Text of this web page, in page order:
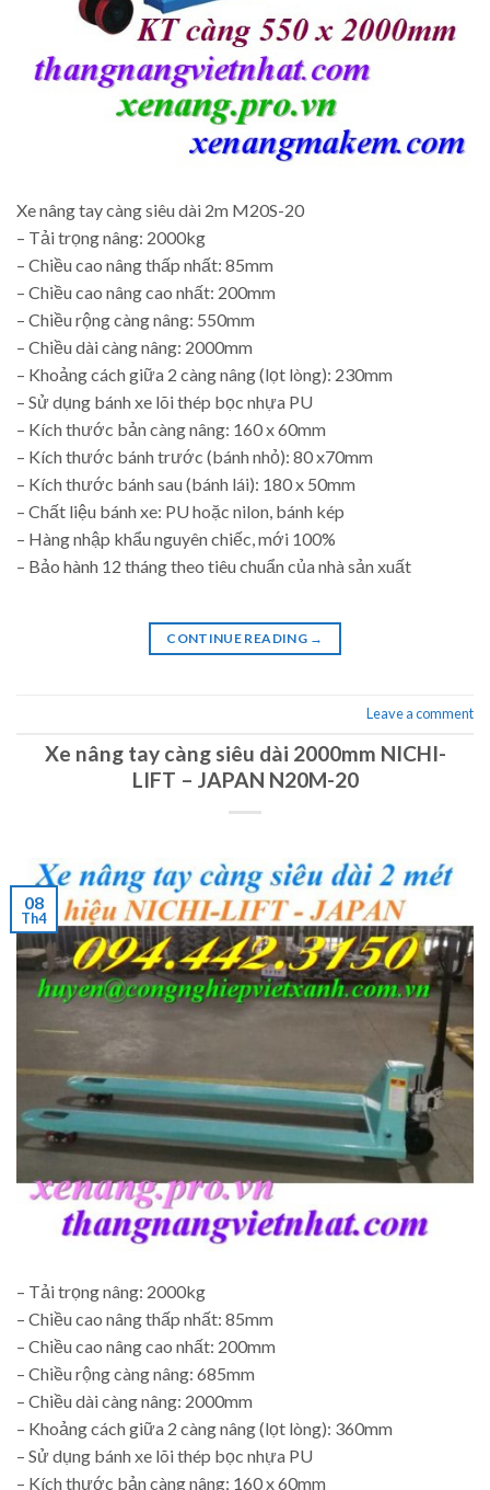
Xe nâng tay càng siêu dài 2m M20S-20
– Tải trọng nâng: 2000kg
– Chiều cao nâng thấp nhất: 85mm
– Chiều cao nâng cao nhất: 200mm
– Chiều rộng càng nâng: 550mm
– Chiều dài càng nâng: 2000mm
– Khoảng cách giữa 2 càng nâng (lọt lòng): 230mm
– Sử dụng bánh xe lõi thép bọc nhựa PU
– Kích thước bản càng nâng: 160 x 60mm
– Kích thước bánh trước (bánh nhỏ): 80 x70mm
– Kích thước bánh sau (bánh lái): 180 x 50mm
– Chất liệu bánh xe: PU hoặc nilon, bánh kép
– Hàng nhập khẩu nguyên chiếc, mới 100%
– Bảo hành 12 tháng theo tiêu chuẩn của nhà sản xuất
CONTINUE READING →
Leave a comment
Xe nâng tay càng siêu dài 2000mm NICHI-
LIFT – JAPAN N20M-20
08
Th4
– Tải trọng nâng: 2000kg
– Chiều cao nâng thấp nhất: 85mm
– Chiều cao nâng cao nhất: 200mm
– Chiều rộng càng nâng: 685mm
– Chiều dài càng nâng: 2000mm
– Khoảng cách giữa 2 càng nâng (lọt lòng): 360mm
– Sử dụng bánh xe lõi thép bọc nhựa PU
– Kích thước bản càng nâng: 160 x 60mm